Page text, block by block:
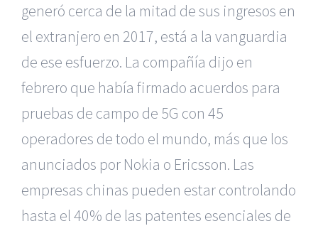
generó cerca de la mitad de sus ingresos en
el extranjero en 2017, está a la vanguardia
de ese esfuerzo. La compañía dijo en
febrero que había firmado acuerdos para
pruebas de campo de 5G con 45
operadores de todo el mundo, más que los
anunciados por Nokia o Ericsson. Las
empresas chinas pueden estar controlando
hasta el 40% de las patentes esenciales de